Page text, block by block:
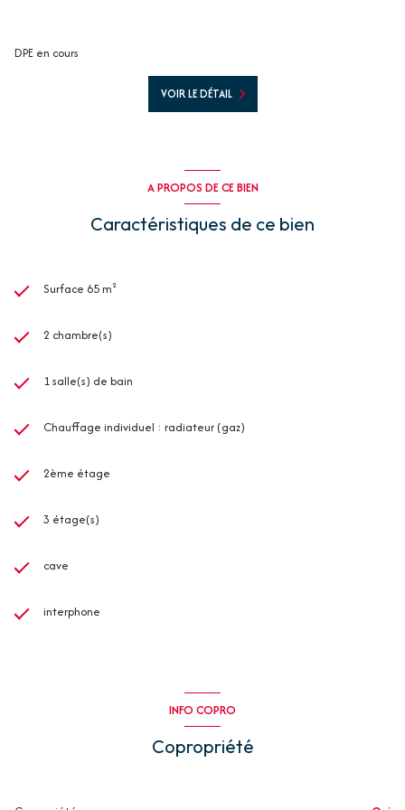
DPE en cours
VOIR LE DÉTAIL
A PROPOS DE CE BIEN
Caractéristiques de ce bien
Surface 65 m²
2 chambre(s)
1 salle(s) de bain
Chauffage individuel : radiateur (gaz)
2ème étage
3 étage(s)
cave
interphone
INFO COPRO
Copropriété